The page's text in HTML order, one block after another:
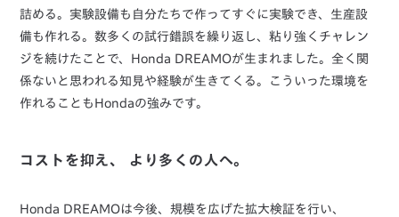
詰める。実験設備も自分たちで作ってすぐに実験でき、生産設
備も作れる。数多くの試行錯誤を繰り返し、粘り強くチャレン
ジを続けたことで、Honda DREAMOが生まれました。全く関
係ないと思われる知見や経験が生きてくる。こういった環境を
作れることもHondaの強みです。
コストを抑え、 より多くの人へ。
Honda DREAMOは今後、規模を広げた拡大検証を行い、